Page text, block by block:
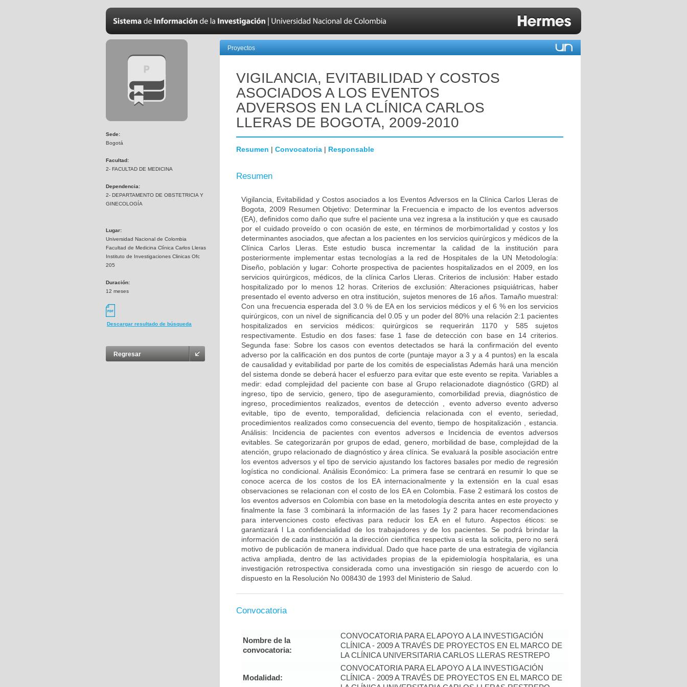
Sede:
Bogotá
Facultad:
2- FACULTAD DE MEDICINA
Dependencia:
2- DEPARTAMENTO DE OBSTETRICIA Y
GINECOLOGÍA
Lugar:
Universidad Nacional de Colombia
Facultad de Medicina Clínica Carlos Lleras
Instituto de Investigaciones Clinicas Ofc
205
Duración:
12 meses
Descargar resultado de búsqueda
Regresar
Proyectos
VIGILANCIA, EVITABILIDAD Y COSTOS
ASOCIADOS A LOS EVENTOS
ADVERSOS EN LA CLÍNICA CARLOS
LLERAS DE BOGOTA, 2009-2010
Resumen | Convocatoria | Responsable
Resumen
Vigilancia, Evitabilidad y Costos asociados a los Eventos Adversos en la Clínica Carlos Lleras de
Bogota, 2009 Resumen Objetivo: Determinar la Frecuencia e impacto de los eventos adversos
(EA), definidos como daño que sufre el paciente una vez ingresa a la institución y que es causado
por el cuidado proveído o con ocasión de este, en términos de morbimortalidad y costos y los
determinantes asociados, que afectan a los pacientes en los servicios quirúrgicos y médicos de la
Clínica Carlos Lleras. Este estudio busca incrementar la calidad de la institución para
posteriormente implementar estas tecnologías a la red de Hospitales de la UN Metodología:
Diseño, población y lugar: Cohorte prospectiva de pacientes hospitalizados en el 2009, en los
servicios quirúrgicos, médicos, de la clínica Carlos Lleras. Criterios de inclusión: Haber estado
hospitalizado por lo menos 12 horas. Criterios de exclusión: Alteraciones psiquiátricas, haber
presentado el evento adverso en otra institución, sujetos menores de 16 años. Tamaño muestral:
Con una frecuencia esperada del 3.0 % de EA en los servicios médicos y el 6 % en los servicios
quirúrgicos, con un nivel de significancia del 0.05 y un poder del 80% una relación 2:1 pacientes
hospitalizados en servicios médicos: quirúrgicos se requerirán 1170 y 585 sujetos
respectivamente. Estudio en dos fases: fase 1 fase de detección con base en 14 criterios.
Segunda fase: Sobre los casos con eventos detectados se hará la confirmación del evento
adverso por la calificación en dos puntos de corte (puntaje mayor a 3 y a 4 puntos) en la escala
de causalidad y evitabilidad por parte de los comités de especialistas Además hará una mención
del sistema donde se deberá hacer el esfuerzo para evitar que este evento se repita. Variables a
medir: edad complejidad del paciente con base al Grupo relacionadote diagnóstico (GRD) al
ingreso, tipo de servicio, genero, tipo de aseguramiento, comorbilidad previa, diagnóstico de
ingreso, procedimientos realizados, eventos de detección , evento adverso evento adverso
evitable, tipo de evento, temporalidad, deficiencia relacionada con el evento, seriedad,
procedimientos realizados como consecuencia del evento, tiempo de hospitalización , estancia.
Análisis: Incidencia de pacientes con eventos adversos e Incidencia de eventos adversos
evitables. Se categorizarán por grupos de edad, genero, morbilidad de base, complejidad de la
atención, grupo relacionado de diagnóstico y área clínica. Se evaluará la posible asociación entre
los eventos adversos y el tipo de servicio ajustando los factores basales por medio de regresión
logística no condicional. Análisis Económico: La primera fase se centrará en resumir lo que se
conoce acerca de los costos de los EA internacionalmente y la extensión en la cual esas
observaciones se relacionan con el costo de los EA en Colombia. Fase 2 estimará los costos de
los eventos adversos en Colombia con base en la metodología descrita antes en este proyecto y
finalmente la fase 3 combinará la información de las fases 1y 2 para hacer recomendaciones
para intervenciones costo efectivas para reducir los EA en el futuro. Aspectos éticos: se
garantizará l La confidencialidad de los trabajadores y de los pacientes. Se podrá brindar la
información de cada institución a la dirección científica respectiva si esta la solicita, pero no será
motivo de publicación de manera individual. Dado que hace parte de una estrategia de vigilancia
activa ampliada, dentro de las actividades propias de la epidemiología hospitalaria, es una
investigación retrospectiva considerada como una investigación sin riesgo de acuerdo con lo
dispuesto en la Resolución No 008430 de 1993 del Ministerio de Salud.
Convocatoria
Nombre de la
convocatoria:
CONVOCATORIA PARA EL APOYO A LA INVESTIGACIÓN
CLÍNICA - 2009 A TRAVÉS DE PROYECTOS EN EL MARCO DE
LA CLÍNICA UNIVERSITARIA CARLOS LLERAS RESTREPO
Modalidad:
CONVOCATORIA PARA EL APOYO A LA INVESTIGACIÓN
CLÍNICA - 2009 A TRAVÉS DE PROYECTOS EN EL MARCO DE